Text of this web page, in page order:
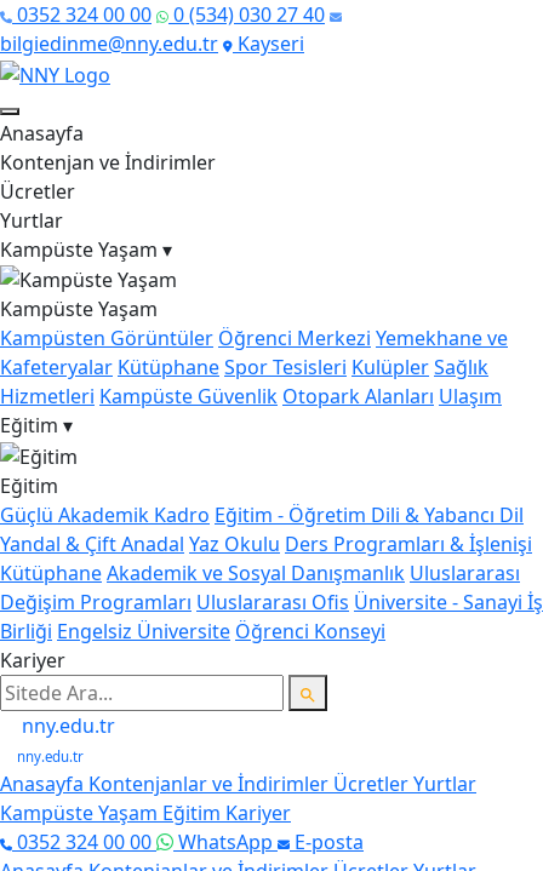
0352 324 00 00
0 (534) 030 27 40
bilgiedinme@nny.edu.tr
Kayseri
Anasayfa
Kontenjan ve İndirimler
Ücretler
Yurtlar
Kampüste Yaşam ▾
Kampüste Yaşam
Kampüsten Görüntüler Öğrenci Merkezi Yemekhane ve
Kafeteryalar KütüphaneSpor Tesisleri KulüplerSağlık
Hizmetleri Kampüste Güvenlik Otopark Alanları Ulaşım
Eğitim ▾
Eğitim
Güçlü Akademik Kadro Eğitim - Öğretim Dili & Yabancı Dil
Yandal & Çift Anadal Yaz Okulu Ders Programları & İşlenişi
KütüphaneAkademik ve Sosyal Danışmanlık Uluslararası
Değişim Programları Uluslararası Ofis Üniversite - Sanayi İş
Birliği Engelsiz Üniversite Öğrenci Konseyi
Kariyer
nny.edu.tr
nny.edu.tr
Anasayfa Kontenjanlar ve İndirimler ÜcretlerYurtlar
Kampüste Yaşam Eğitim Kariyer
0352 324 00 00
WhatsApp
E-posta